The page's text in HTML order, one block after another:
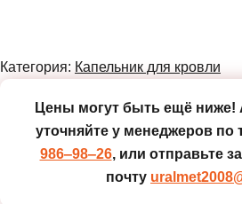
Категория: Капельник для кровли
Цены могут быть ещё ниже!
уточняйте у менеджеров по
986‒98‒26, или отправьте
почту